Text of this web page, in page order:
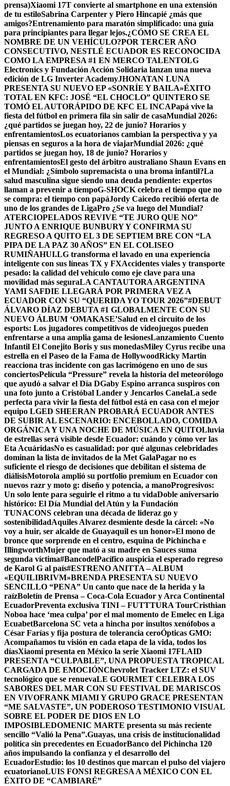
prensa)Xiaomi 17T convierte al smartphone en una extensión
de tu estiloSabrina Carpenter y Piero Hincapié ¿más que
amigos?Entrenamiento para maratón simplificado: una guía
para principiantes para llegar lejos.¿CÓMO SE CREA EL
NOMBRE DE UN VEHÍCULO?POR TERCER AÑO
CONSECUTIVO, NESTLÉ ECUADOR ES RECONOCIDA
COMO LA EMPRESA #1 EN MERCO TALENTOLG
Electronics y Fundación Acción Solidaria lanzan una nueva
edición de LG Inverter AcademyJHONATAN LUNA
PRESENTA SU NUEVO EP «SONRÍE Y BAILA»ÉXITO
TOTAL EN KFC: JOSÉ “EL CHOCLO” QUINTERO SE
TOMÓ EL AUTORÁPIDO DE KFC EL INCAPapá vive la
fiesta del fútbol en primera fila sin salir de casaMundial 2026:
¿qué partidos se juegan hoy, 22 de junio? Horarios y
enfrentamientosLos ecuatorianos cambian la perspectiva y ya
piensas en seguros a la hora de viajarMundial 2026: ¿qué
partidos se juegan hoy, 18 de junio? Horarios y
enfrentamientosEl gesto del árbitro australiano Shaun Evans en
el Mundial: ¿Símbolo supremacista o una broma infantil?La
salud masculina sigue siendo una deuda pendiente: expertos
llaman a prevenir a tiempoG-SHOCK celebra el tiempo que no
se compra: el tiempo con papáJordy Caicedo recibió oferta de
uno de los grandes de LigaPro ¿Se va luego del Mundial?
ATERCIOPELADOS REVIVE “TE JURO QUE NO”
JUNTO A ENRIQUE BUNBURY Y CONFIRMA SU
REGRESO A QUITO EL 3 DE SEPTIEM BRE CON “LA
PIPA DE LA PAZ 30 AÑOS” EN EL COLISEO
RUMIÑAHUI.LG transforma el lavado en una experiencia
inteligente con sus líneas TX y FXAccidentes viales y transporte
pesado: la calidad del vehículo como eje clave para una
movilidad más seguraLA CANTAUTORA ARGENTINA
YAMI SAFDIE LLEGARÁ POR PRIMERA VEZ A
ECUADOR CON SU “QUERIDA YO TOUR 2026”#DEBUT
ÁLVARO DÍAZ DEBUTA #1 GLOBALMENTE CON SU
NUEVO ÁLBUM ‘OMAKASE’Salud en el circuito de los
esports: Los jugadores competitivos de videojuegos pueden
enfrentarse a una amplia gama de lesionesLanzamiento Cuento
Infantil El Conejito Boris y sus monedasMiley Cyrus recibe una
estrella en el Paseo de la Fama de HollywoodRicky Martin
reacciona tras incidente con gas lacrimógeno en uno de sus
conciertosPelícula “Pressure” revela la historia del meteorólogo
que ayudó a salvar el Día DGaby Espino arranca suspiros con
una foto junto a Cristóbal Lander y Jencarlos CanelaLa sede
perfecta para vivir la fiesta del fútbol está en casa con el mejor
equipo LGED SHEERAN PROBARÁ ECUADOR ANTES
DE SUBIR AL ESCENARIO: ENCEBOLLADO, COMIDA
ORGÁNICA Y UNA NOCHE DE MÚSICA EN QUITOLluvia
de estrellas será visible desde Ecuador: cuándo y cómo ver las
Eta AcuáridasNo es casualidad: por qué algunas celebridades
dominan la lista de invitados de la Met GalaPagar no es
suficiente el riesgo de decisiones que debilitan el sistema de
diálisisMotorola amplió su portfolio premium en Ecuador con
nuevos razr y moto g: diseño y potencia, a manoProgresivos:
Un solo lente para seguirle el ritmo a tu vidaDoble aniversario
histórico: El Día Mundial del Atún y la Fundación
TUNACONS celebran una década de lideraz go y
sostenibilidadAquiles Alvarez desmiente desde la cárcel: «No
voy a huir, ser alcalde de Guayaquil es un honor»El mono de
bronce que sorprende en el centro, esquina de Pichincha e
IllingworthMujer que mató a su madre en Sauces suma
segunda víctima#BancodelPacífico auspicia el esperado regreso
de Karol G al país#ESTRENO ANITTA – ALBUM
«EQUILIBRIVM»BRENDA PRESENTA SU NUEVO
SENCILLO “PENA” Un canto que nace de la herida y la
raízBoletín de Prensa – Coca-Cola Ecuador y Arca Continental
EcuadorPreventa exclusiva TINI – FUTTTURA TourCristhian
Noboa hace ‘mea culpa’ por el mal momento de Emelec en Liga
EcuabetBarcelona SC veta a hincha por insultos xenófobos a
César Farías y fija postura de tolerancia ceroÓpticas GMO:
Acompañamos tu visión en cada etapa de la vida, todos los
díasXiaomi presenta en México la serie Xiaomi 17FLAID
PRESENTA “CULPABLE”, UNA PROPUESTA TROPICAL
CARGADA DE EMOCIÓNChevrolet Tracker LTZ: el SUV
tecnológico que se renuevaLE GOURMET CELEBRA LOS
SABORES DEL MAR CON SU FESTIVAL DE MARISCOS
EN VIVOFRANK MIAMI Y GRUPO GRACE PRESENTAN
“ME SALVASTE”, UN PODEROSO TESTIMONIO VISUAL
SOBRE EL PODER DE DIOS EN LO
IMPOSIBLEDOMENIC MARTE presenta su más reciente
sencillo “Valió la Pena”.Guayas, una crisis de institucionalidad
política sin precedentes en EcuadorBanco del Pichincha 120
años impulsando la confianza y el desarrollo del
EcuadorEstudio: los 10 destinos que marcan el pulso del viajero
ecuatorianoLUIS FONSI REGRESA A MÉXICO CON EL
ÉXITO DE “CAMBIARÉ”